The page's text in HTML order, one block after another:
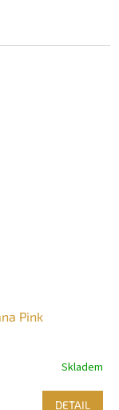
Pink
Skladem
DETAIL